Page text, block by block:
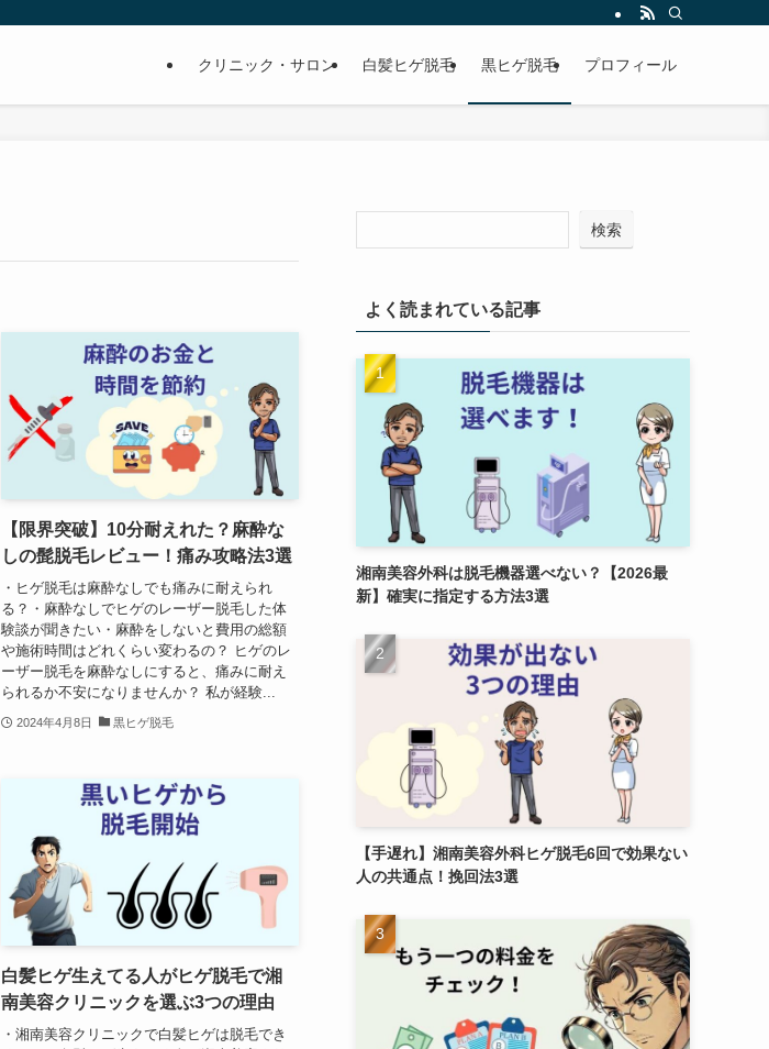
クリニック・サロン 白髪ヒゲ脱毛 黒ヒゲ脱毛 プロフィール
【限界突破】10分耐えれた？麻酔な
しの髭脱毛レビュー！痛み攻略法3選
・ヒゲ脱毛は麻酔なしでも痛みに耐えられ
る？・麻酔なしでヒゲのレーザー脱毛した体
験談が聞きたい・麻酔をしないと費用の総額
や施術時間はどれくらい変わるの？ ヒゲのレ
ーザー脱毛を麻酔なしにすると、痛みに耐え
られるか不安になりませんか？ 私が経験...
2024年4月8日 黒ヒゲ脱毛
白髪ヒゲ生えてる人がヒゲ脱毛で湘
南美容クリニックを選ぶ3つの理由
・湘南美容クリニックで白髪ヒゲは脱毛でき
検索
よく読まれている記事
湘南美容外科は脱毛機器選べない？【2026最
新】確実に指定する方法3選
【手遅れ】湘南美容外科ヒゲ脱毛6回で効果ない
人の共通点！挽回法3選